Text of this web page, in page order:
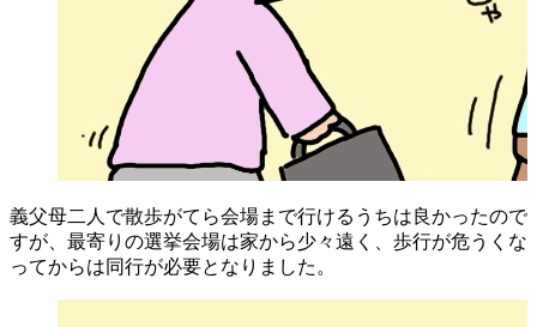
義父母二人で散歩がてら会場まで行けるうちは良かったので
すが、最寄りの選挙会場は家から少々遠く、歩行が危うくな
ってからは同行が必要となりました。